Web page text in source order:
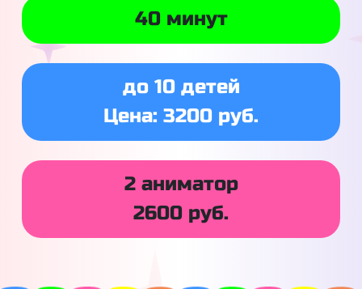
40 минут
до 10 детей
Цена: 3200 руб.
2 аниматор
2600 руб.